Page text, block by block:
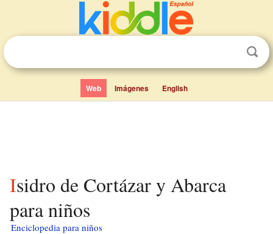
Web Imágenes English
Isidro de Cortázar y Abarca
para niños
Enciclopedia para niños